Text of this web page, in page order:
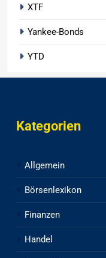
XTF
Yankee-Bonds
YTD
Kategorien
Allgemein
Börsenlexikon
Finanzen
Handel